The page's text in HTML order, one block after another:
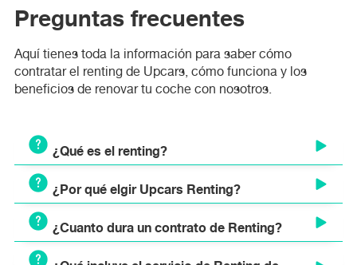
Preguntas frecuentes
Aquí tienes toda la información para saber cómo
contratar el renting de Upcars, cómo funciona y los
beneficios de renovar tu coche con nosotros.
¿Qué es el renting?
El renting es un modelo de alquiler a largo plazo que
permite disponer de un vehículo nuevo mediante el pago
de una cuota mensual fija. A diferencia del leasing o la
compra tradicional, el renting es un servicio integral que
¿Por qué elgir Upcars Renting?
Ventajas y beneficios de elegir Upcars Renting:
Cuota mensual fija y transparente sin sorpresas.
¿Cuanto dura un contrato de Renting?